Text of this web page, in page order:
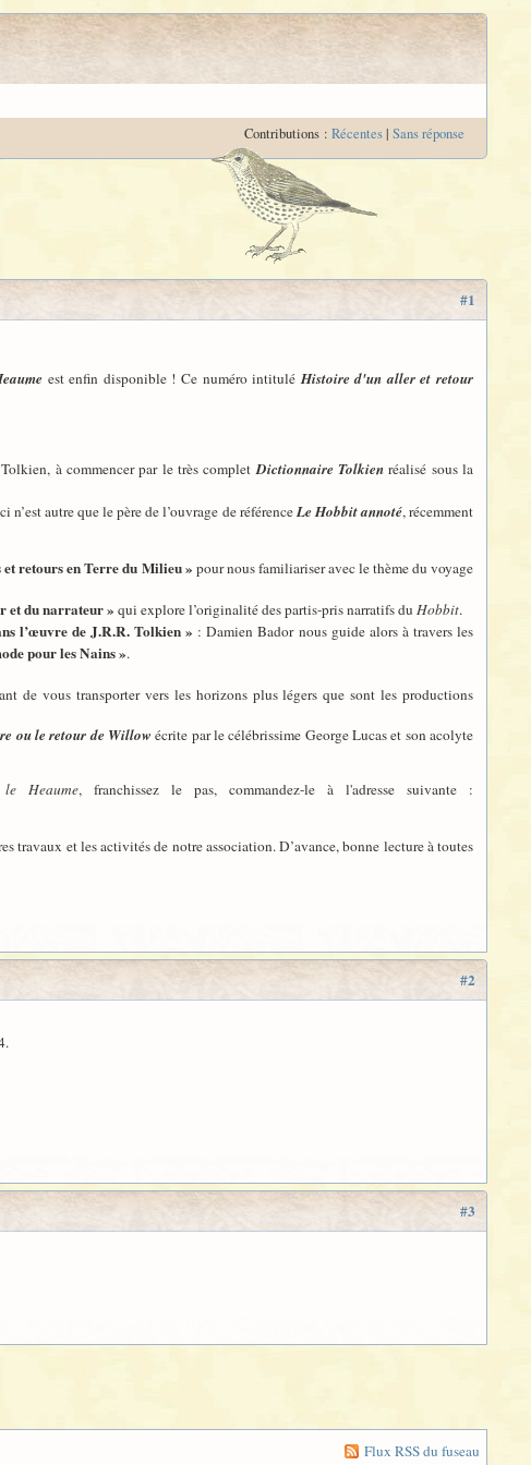
Contributions : Récentes| Sans réponse
#1
est enfin disponible ! Ce numéro intituléHistoire d'un aller et retour
à commencer par le très completDictionnaire Tolkien réalisé sous la
n’est autre que le père de l’ouvrage de référenceLe Hobbit annoté, récemment
retours en Terre du Milieu » pour nous familiariser avec le thème du voyage
et du narrateur » qui explore l’originalité des partis-pris narratifs du Hobbit.
l’œuvre de J.R.R. Tolkien » : Damien Bador nous guide alors à travers les
pour les Nains ».
de vous transporter vers les horizons plus légers que sont les productions
ou le retour de Willowécrite par le célébrissime George Lucas et son acolyte
Heaume, franchissez le pas, commandez-le à l'adresse suivante :
travaux et les activités de notre association. D’avance, bonne lecture à toutes
#2
#3
Flux RSS du fuseau